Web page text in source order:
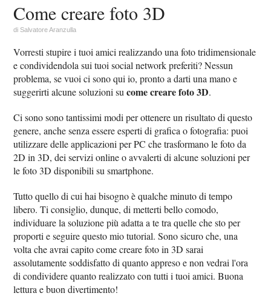
Come creare foto 3D
diSalvatore Aranzulla
Vorresti stupire i tuoi amici realizzando una foto tridimensionale
e condividendola sui tuoi social network preferiti? Nessun
problema, se vuoi ci sono qui io, pronto a darti una mano e
suggerirti alcune soluzioni sucome creare foto 3D.
Ci sono sono tantissimi modi per ottenere un risultato di questo
genere, anche senza essere esperti di grafica o fotografia: puoi
utilizzare delle applicazioni per PC che trasformano le foto da
2D in 3D, dei servizi online o avvalerti di alcune soluzioni per
le foto 3D disponibili su smartphone.
Tutto quello di cui hai bisogno è qualche minuto di tempo
libero. Ti consiglio, dunque, di metterti bello comodo,
individuare la soluzione più adatta a te tra quelle che sto per
proporti e seguire questo mio tutorial. Sono sicuro che, una
volta che avrai capito come creare foto in 3D sarai
assolutamente soddisfatto di quanto appreso e non vedrai l'ora
di condividere quanto realizzato con tutti i tuoi amici. Buona
lettura e buon divertimento!